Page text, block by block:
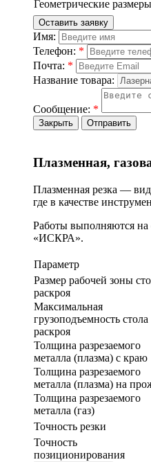
Геометрические размеры
Оставить заявку
Имя:
Телефон: *
Почта: *
Название товара:
Сообщение: *
Закрыть Отправить
Плазменная,
Плазменная резка — вид
где в качестве
Работы выполняются
«ИСКРА».
Параметр
Размер рабочей зоны
раскроя
Максимальная
грузоподъемность стола
раскроя
Толщина разрезаемого
металла (плазма) с краю
Толщина разрезаемого
металла (плазма) на
Толщина разрезаемого
металла (газ)
Точность резки
Точность
позиционирования